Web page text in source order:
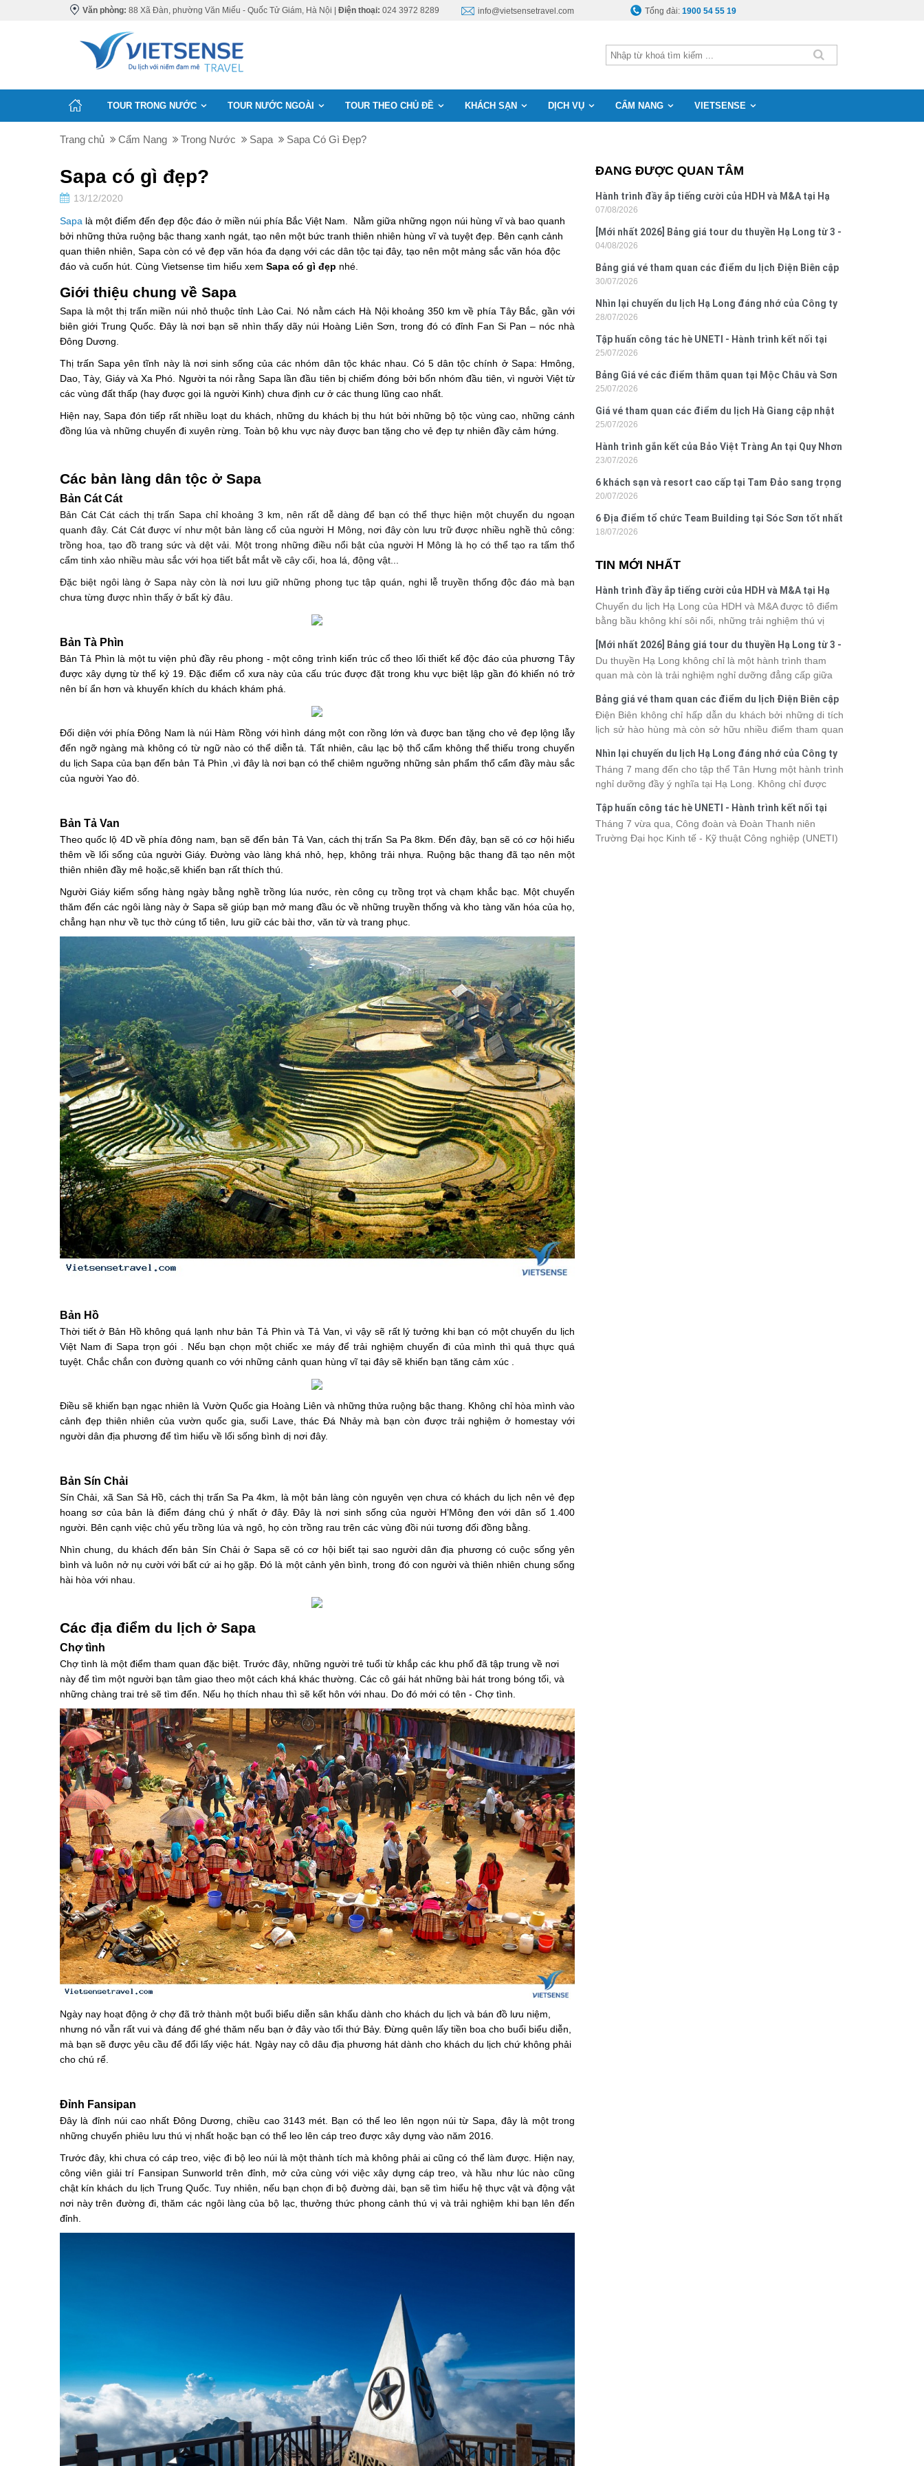
Văn phòng: 88 Xã Đàn, phường Văn Miếu - Quốc Tử Giám, Hà Nội | Điện thoại: 024 3972 8289 info@vietsensetravel.com Tổng đài:1900 54 55 19
TOUR TRONG NƯỚC TOUR NƯỚC NGOÀI TOUR THEO CHỦ ĐỀ KHÁCH SẠN DỊCH VỤ CẨM NANG VIETSENSE
Trang chủ Cẩm Nang Trong Nước Sapa Sapa Có Gì Đẹp?
Sapa có gì đẹp?
13/12/2020
Sapa là một điểm đến đẹp độc đáo ở miền núi phía Bắc Việt Nam. Nằm giữa những ngọn núi hùng vĩ và bao quanh
bởi những thửa ruộng bậc thang xanh ngát, tạo nên một bức tranh thiên nhiên hùng vĩ và tuyệt đẹp. Bên cạnh cảnh
quan thiên nhiên, Sapa còn có vẻ đẹp văn hóa đa dạng với các dân tộc tại đây, tạo nên một mảng sắc văn hóa độc
đáo và cuốn hút. Cùng Vietsense tìm hiểu xem Sapa có gì đẹp nhé.
Giới thiệu chung về Sapa
Sapa là một thị trấn miền núi nhỏ thuộc tỉnh Lào Cai. Nó nằm cách Hà Nội khoảng 350 km về phía Tây Bắc, gần với
biên giới Trung Quốc. Đây là nơi bạn sẽ nhìn thấy dãy núi Hoàng Liên Sơn, trong đó có đỉnh Fan Si Pan – nóc nhà
Đông Dương.
Thị trấn Sapa yên tĩnh này là nơi sinh sống của các nhóm dân tộc khác nhau. Có 5 dân tộc chính ở Sapa: Hmông,
Dao, Tày, Giáy và Xa Phó. Người ta nói rằng Sapa lần đầu tiên bị chiếm đóng bởi bốn nhóm đầu tiên, vì người Việt từ
các vùng đất thấp (hay được gọi là người Kinh) chưa định cư ở các thung lũng cao nhất.
Hiện nay, Sapa đón tiếp rất nhiều loạt du khách, những du khách bị thu hút bởi những bộ tộc vùng cao, những cánh
đồng lúa và những chuyến đi xuyên rừng. Toàn bộ khu vực này được ban tặng cho vẻ đẹp tự nhiên đầy cảm hứng.
Các bản làng dân tộc ở Sapa
Bản Cát Cát
Bản Cát Cát cách thị trấn Sapa chỉ khoảng 3 km, nên rất dễ dàng để bạn có thể thực hiện một chuyến du ngoạn
quanh đây. Cát Cát được ví như một bản làng cổ của người H Mông, nơi đây còn lưu trữ được nhiều nghề thủ công:
trồng hoa, tạo đồ trang sức và dệt vải. Một trong những điều nổi bật của người H Mông là họ có thể tạo ra tấm thổ
cẩm tinh xảo nhiều màu sắc với họa tiết bắt mắt về cây cối, hoa lá, động vật...
Đặc biệt ngôi làng ở Sapa này còn là nơi lưu giữ những phong tục tập quán, nghi lễ truyền thống độc đáo mà bạn
chưa từng được nhìn thấy ở bất kỳ đâu.
Bản Tà Phìn
Bản Tả Phìn là một tu viện phủ đầy rêu phong - một công trình kiến ​​trúc cổ theo lối thiết kế độc đáo của phương Tây
được xây dựng từ thế kỷ 19. Đặc điểm cổ xưa này của cấu trúc được đặt trong khu vực biệt lập gần đó khiến nó trở
nên bí ẩn hơn và khuyến khích du khách khám phá.
Đối diện với phía Đông Nam là núi Hàm Rồng với hình dáng một con rồng lớn và được ban tặng cho vẻ đẹp lộng lẫy
đến ngỡ ngàng mà không có từ ngữ nào có thể diễn tả. Tất nhiên, câu lạc bộ thổ cẩm không thể thiếu trong chuyến
du lịch Sapa của bạn đến bản Tả Phìn ,vì đây là nơi bạn có thể chiêm ngưỡng những sản phẩm thổ cẩm đầy màu sắc
của người Yao đỏ.
Bản Tả Van
Theo quốc lộ 4D về phía đông nam, bạn sẽ đến bản Tả Van, cách thị trấn Sa Pa 8km. Đến đây, bạn sẽ có cơ hội hiểu
thêm về lối sống của người Giáy. Đường vào làng khá nhỏ, hẹp, không trải nhựa. Ruộng bậc thang đã tạo nên một
thiên nhiên đầy mê hoặc,sẽ khiến bạn rất thích thú.
Người Giáy kiếm sống hàng ngày bằng nghề trồng lúa nước, rèn công cụ trồng trọt và chạm khắc bạc. Một chuyến
thăm đến các ngôi làng này ở Sapa sẽ giúp bạn mở mang đầu óc về những truyền thống và kho tàng văn hóa của họ,
chẳng hạn như về tục thờ cúng tổ tiên, lưu giữ các bài thơ, văn từ và trang phục.
Bản Hồ
Thời tiết ở Bản Hồ không quá lạnh như bản Tả Phìn và Tả Van, vì vậy sẽ rất lý tưởng khi bạn có một chuyến du lịch
Việt Nam đi Sapa trọn gói . Nếu bạn chọn một chiếc xe máy để trải nghiệm chuyến đi của mình thì quả thực quá
tuyệt. Chắc chắn con đường quanh co với những cảnh quan hùng vĩ tại đây sẽ khiến bạn tăng cảm xúc .
Điều sẽ khiến bạn ngạc nhiên là Vườn Quốc gia Hoàng Liên và những thửa ruộng bậc thang. Không chỉ hòa mình vào
cảnh đẹp thiên nhiên của vườn quốc gia, suối Lave, thác Đá Nhảy mà bạn còn được trải nghiệm ở homestay với
người dân địa phương để tìm hiểu về lối sống bình dị nơi đây.
Bản Sín Chải
Sín Chải, xã San Sả Hồ, cách thị trấn Sa Pa 4km, là một bản làng còn nguyên vẹn chưa có khách du lịch nên vẻ đẹp
hoang sơ của bản là điểm đáng chú ý nhất ở đây. Đây là nơi sinh sống của người H’Mông đen với dân số 1.400
người. Bên cạnh việc chủ yếu trồng lúa và ngô, họ còn trồng rau trên các vùng đồi núi tương đối đồng bằng.
Nhìn chung, du khách đến bản Sín Chải ở Sapa sẽ có cơ hội biết tại sao người dân địa phương có cuộc sống yên
bình và luôn nở nụ cười với bất cứ ai họ gặp. Đó là một cảnh yên bình, trong đó con người và thiên nhiên chung sống
hài hòa với nhau.
Các địa điểm du lịch ở Sapa
Chợ tình
Chợ tình là một điểm tham quan đặc biệt. Trước đây, những người trẻ tuổi từ khắp các khu phố đã tập trung về nơi
này để tìm một người bạn tâm giao theo một cách khá khác thường. Các cô gái hát những bài hát trong bóng tối, và
những chàng trai trẻ sẽ tìm đến. Nếu họ thích nhau thì sẽ kết hôn với nhau. Do đó mới có tên - Chợ tình.
Ngày nay hoạt động ở chợ đã trở thành một buổi biểu diễn sân khấu dành cho khách du lịch và bán đồ lưu niệm,
nhưng nó vẫn rất vui và đáng để ghé thăm nếu bạn ở đây vào tối thứ Bảy. Đừng quên lấy tiền boa cho buổi biểu diễn,
mà bạn sẽ được yêu cầu để đổi lấy việc hát. Ngày nay cô dâu địa phương hát dành cho khách du lịch chứ không phải
cho chú rể.
Đỉnh Fansipan
Đây là đỉnh núi cao nhất Đông Dương, chiều cao 3143 mét. Bạn có thể leo lên ngọn núi từ Sapa, đây là một trong
những chuyến phiêu lưu thú vị nhất hoặc bạn có thể leo lên cáp treo được xây dựng vào năm 2016.
Trước đây, khi chưa có cáp treo, việc đi bộ leo núi là một thành tích mà không phải ai cũng có thể làm được. Hiện nay,
công viên giải trí Fansipan Sunworld trên đỉnh, mở cửa cùng với việc xây dựng cáp treo, và hầu như lúc nào cũng
chật kín khách du lịch Trung Quốc. Tuy nhiên, nếu bạn chọn đi bộ đường dài, bạn sẽ tìm hiểu hệ thực vật và động vật
nơi này trên đường đi, thăm các ngôi làng của bộ lạc, thưởng thức phong cảnh thú vị và trải nghiệm khi bạn lên đến
đỉnh.
ĐANG ĐƯỢC QUAN TÂM
Hành trình đầy ắp tiếng cười của HDH và M&A tại Hạ
Long
07/08/2026
[Mới nhất 2026] Bảng giá tour du thuyền Hạ Long từ 3 -
6 sao
04/08/2026
Bảng giá vé tham quan các điểm du lịch Điện Biên cập
nhật 2026
30/07/2026
Nhìn lại chuyến du lịch Hạ Long đáng nhớ của Công ty
Tân Hưng 2026
28/07/2026
Tập huấn công tác hè UNETI - Hành trình kết nối tại
Hòn Dấu, Đồ Sơn
25/07/2026
Bảng Giá vé các điểm thăm quan tại Mộc Châu và Sơn
La 2026
25/07/2026
Giá vé tham quan các điểm du lịch Hà Giang cập nhật
2026
25/07/2026
Hành trình gắn kết của Bảo Việt Tràng An tại Quy Nhơn
- Phú Yên
23/07/2026
6 khách sạn và resort cao cấp tại Tam Đảo sang trọng
tiện nghi
20/07/2026
6 Địa điểm tổ chức Team Building tại Sóc Sơn tốt nhất
hiện nay
18/07/2026
TIN MỚI NHẤT
Hành trình đầy ắp tiếng cười của HDH và M&A tại Hạ
Long
Chuyến du lịch Hạ Long của HDH và M&A được tô điểm
bằng bầu không khí sôi nổi, những trải nghiệm thú vị
quan thiên nhiên đến những phút giây đồng hành bên
nhau, tất cả đã tạo nên một chuyến đi tràn đầy cảm xúc
và dấu ấn khó quên.
[Mới nhất 2026] Bảng giá tour du thuyền Hạ Long từ 3 -
6 sao
Du thuyền Hạ Long không chỉ là một hành trình tham
quan mà còn là trải nghiệm nghỉ dưỡng đẳng cấp giữa
thuyền sẽ có mức giá và dịch vụ khác nhau, khiến nhiều
du khách băn khoăn khi lựa chọn. Bài viết dưới đây sẽ
cập nhật bảng giá tour du thuyền Hạ Long mới nhất
2026 từ 3 - 6 sao, giúp bạn dễ dàng so sánh và tìm
được hành trình phù hợp với nhu cầu cũng như ngân
sách.
Bảng giá vé tham quan các điểm du lịch Điện Biên cập
nhật 2026
Điện Biên không chỉ hấp dẫn du khách bởi những di tích
lịch sử hào hùng mà còn sở hữu nhiều điểm tham quan
đang lên kế hoạch khám phá vùng đất này, việc cập nhật
trước giá vé sẽ giúp bạn chủ động hơn trong lịch trình và
chi phí. Cùng Vietsense Travel tham khảo bảng giá vé
tham quan các điểm du lịch Điện Biênmới nhất năm
2026 ngay dưới đây.
Nhìn lại chuyến du lịch Hạ Long đáng nhớ của Công ty
Tân Hưng 2026
Tháng 7 mang đến cho tập thể Tân Hưng một hành trình
nghỉ dưỡng đầy ý nghĩa tại Hạ Long. Không chỉ được
thành viên còn có dịp gắn kết, sẻ chia và lưu giữ nhiều
khoảnh khắc đáng nhớ. Hãy cùng nhìn lại chuyến đi
ngập tràn niềm vui và những trải nghiệm khó quên.
Tập huấn công tác hè UNETI - Hành trình kết nối tại
Hòn Dấu, Đồ Sơn
Tháng 7 vừa qua, Công đoàn và Đoàn Thanh niên
Trường Đại học Kinh tế - Kỹ thuật Công nghiệp (UNETI)